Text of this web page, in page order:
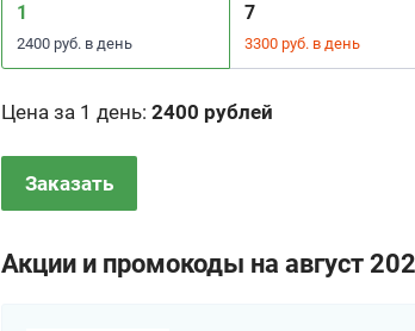
1
2400 руб. в день
7
3300 руб. в день
Цена за 1 день: 2400 рублей
Заказать
Акции и промокоды на август